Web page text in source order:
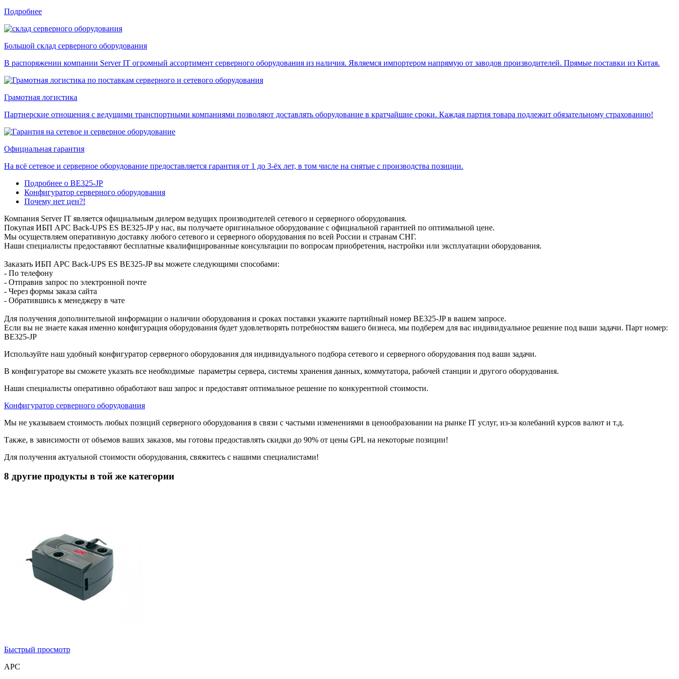
Подробнее
Большой склад серверного оборудования
В распоряжении компании Server IT огромный ассортимент серверного оборудования из наличия. Являемся импортером напрямую от заводов производителей. Прямые поставки из Китая.
Грамотная логистика
Партнерские отношения с ведущими транспортными компаниями позволяют доставлять оборудование в кратчайшие сроки. Каждая партия товара подлежит обязательному страхованию!
Официальная гарантия
На всё сетевое и серверное оборудование предоставляется гарантия от 1 до 3-ёх лет, в том числе на снятые с производства позиции.
Подробнее о BE325-JP
Конфигуратор серверного оборудования
Почему нет цен?!
Компания Server IT является официальным дилером ведущих производителей сетевого и серверного оборудования.
Покупая ИБП APC Back-UPS ES BE325-JP у нас, вы получаете оригинальное оборудование с официальной гарантией по оптимальной цене.
Мы осуществляем оперативную доставку любого сетевого и серверного оборудования по всей России и странам СНГ.
Наши специалисты предоставяют бесплатные квалифицированные консультации по вопросам приобретения, настройки или эксплуатации оборудования.
Заказать ИБП APC Back-UPS ES BE325-JP вы можете следующими способами:
- По телефону
- Отправив запрос по электронной почте
- Через формы заказа сайта
- Обратившись к менеджеру в чате
Для получения дополнительной информации о наличии оборудования и сроках поставки укажите партийный номер BE325-JP в вашем запросе.
Если вы не знаете какая именно конфигурация оборудования будет удовлетворять потребностям вашего бизнеса, мы подберем для вас индивидуальное решение под ваши задачи. Парт номер:
BE325-JP
Используйте наш удобный конфигуратор серверного оборудования для индивидуального подбора сетевого и серверного оборудования под ваши задачи.
В конфигураторе вы сможете указать все необходимые параметры сервера, системы хранения данных, коммутатора, рабочей станции и другого оборудования.
Наши специалисты оперативно обработают ваш запрос и предоставят оптимальное решение по конкурентной стоимости.
Конфигуратор серверного оборудования
Мы не указываем стоимость любых позиций серверного оборудования в связи с частыми изменениями в ценообразовании на рынке IT услуг, из-за колебаний курсов валют и т.д.
Также, в зависимости от объемов ваших заказов, мы готовы предоставлять скидки до 90% от цены GPL на некоторые позиции!
Для получения актуальной стоимости оборудования, свяжитесь с нашими специалистами!
8 другие продукты в той же категории
Быстрый просмотр
APC